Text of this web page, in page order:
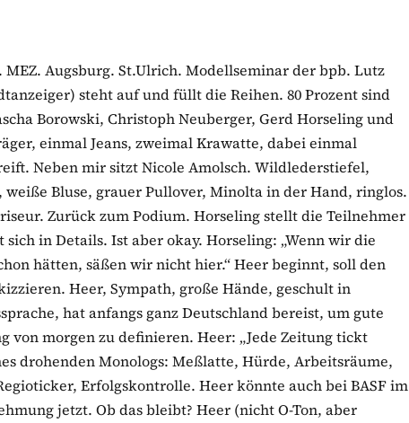
MEZ. Augsburg. St.Ulrich. Modellseminar der bpb. Lutz
steht auf und füllt die Reihen. 80 Prozent sind
Borowski, Christoph Neuberger, Gerd Horseling und
einmal Jeans, zweimal Krawatte, dabei einmal
Neben mir sitzt Nicole Amolsch. Wildlederstiefel,
Bluse, grauer Pullover, Minolta in der Hand, ringlos.
Zurück zum Podium. Horseling stellt die Teilnehmer
in Details. Ist aber okay. Horseling: „Wenn wir die
hätten, säßen wir nicht hier.“ Heer beginnt, soll den
Heer, Sympath, große Hände, geschult in
hat anfangs ganz Deutschland bereist, um gute
von morgen zu definieren. Heer: „Jede Zeitung tickt
drohenden Monologs: Meßlatte, Hürde, Arbeitsräume,
Erfolgskontrolle. Heer könnte auch bei BASF im
jetzt. Ob das bleibt? Heer (nicht O-Ton, aber